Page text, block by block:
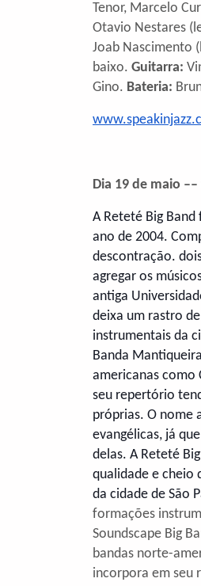
Tenor, Marcelo
Otavio Nestares
Joab Nascimento
baixo. Guitarra:
Gino. Bateria:
Dia 19 de maio
A Reteté Big
ano de 2004.
descontração.
agregar os
antiga
deixa um rastro
instrumentais da
Banda
americanas como
seu repertório
próprias. O nome
evangélicas, já
delas. A Reteté
qualidade e cheio
da cidade de São
formações
Soundscape Big
bandas norte-
incorpora em seu